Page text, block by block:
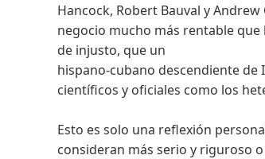
Hancock, Robert Bauval y
negocio mucho más rentable
de injusto, que un
hispano-cubano descendiente
científicos y oficiales como los
Esto es solo una reflexión
consideran más serio y riguroso